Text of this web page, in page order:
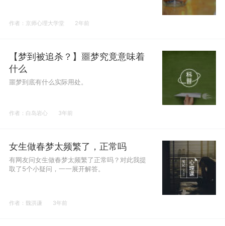
作者：京师心理大学堂 2年前
【梦到被追杀？】噩梦究竟意味着
什么
噩梦到底有什么实际用处。
作者：白岛岩心 3年前
女生做春梦太频繁了，正常吗
有网友问女生做春梦太频繁了正常吗？对此我提
取了5个小疑问，一一展开解答。
作者：魏洪谦 3年前